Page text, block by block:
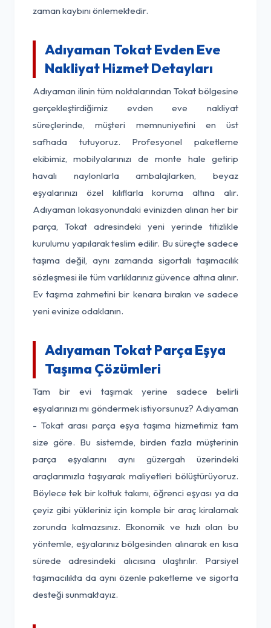
zaman kaybını önlemektedir.
Adıyaman Tokat Evden Eve
Nakliyat Hizmet Detayları
Adıyaman ilinin tüm noktalarından Tokat bölgesine
gerçekleştirdiğimiz evden eve nakliyat
süreçlerinde, müşteri memnuniyetini en üst
safhada tutuyoruz. Profesyonel paketleme
ekibimiz, mobilyalarınızı de monte hale getirip
havalı naylonlarla ambalajlarken, beyaz
eşyalarınızı özel kılıflarla koruma altına alır.
Adıyaman lokasyonundaki evinizden alınan her bir
parça, Tokat adresindeki yeni yerinde titizlikle
kurulumu yapılarak teslim edilir. Bu süreçte sadece
taşıma değil, aynı zamanda sigortalı taşımacılık
sözleşmesi ile tüm varlıklarınız güvence altına alınır.
Ev taşıma zahmetini bir kenara bırakın ve sadece
yeni evinize odaklanın.
Adıyaman Tokat Parça Eşya
Taşıma Çözümleri
Tam bir evi taşımak yerine sadece belirli
eşyalarınızı mı göndermek istiyorsunuz? Adıyaman
- Tokat arası parça eşya taşıma hizmetimiz tam
size göre. Bu sistemde, birden fazla müşterinin
parça eşyalarını aynı güzergah üzerindeki
araçlarımızla taşıyarak maliyetleri bölüştürüyoruz.
Böylece tek bir koltuk takımı, öğrenci eşyası ya da
çeyiz gibi yükleriniz için komple bir araç kiralamak
zorunda kalmazsınız. Ekonomik ve hızlı olan bu
yöntemle, eşyalarınız bölgesinden alınarak en kısa
sürede adresindeki alıcısına ulaştırılır. Parsiyel
taşımacılıkta da aynı özenle paketleme ve sigorta
desteği sunmaktayız.